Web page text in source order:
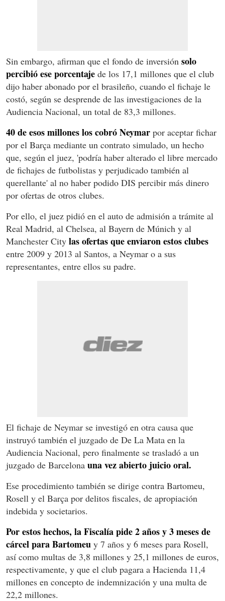
Sin embargo, afirman que el fondo de inversión solo
percibió ese porcentaje de los 17,1 millones que el club
dijo haber abonado por el brasileño, cuando el fichaje le
costó, según se desprende de las investigaciones de la
Audiencia Nacional, un total de 83,3 millones.
40 de esos millones los cobró Neymar por aceptar fichar
por el Barça mediante un contrato simulado, un hecho
que, según el juez, 'podría haber alterado el libre mercado
de fichajes de futbolistas y perjudicado también al
querellante' al no haber podido DIS percibir más dinero
por ofertas de otros clubes.
Por ello, el juez pidió en el auto de admisión a trámite al
Real Madrid, al Chelsea, al Bayern de Múnich y al
Manchester City las ofertas que enviaron estos clubes
entre 2009 y 2013 al Santos, a Neymar o a sus
representantes, entre ellos su padre.
El fichaje de Neymar se investigó en otra causa que
instruyó también el juzgado de De La Mata en la
Audiencia Nacional, pero finalmente se trasladó a un
juzgado de Barcelona una vez abierto juicio oral.
Ese procedimiento también se dirige contra Bartomeu,
Rosell y el Barça por delitos fiscales, de apropiación
indebida y societarios.
Por estos hechos, la Fiscalía pide 2 años y 3 meses de
cárcel para Bartomeu y 7 años y 6 meses para Rosell,
así como multas de 3,8 millones y 25,1 millones de euros,
respectivamente, y que el club pagara a Hacienda 11,4
millones en concepto de indemnización y una multa de
22,2 millones.